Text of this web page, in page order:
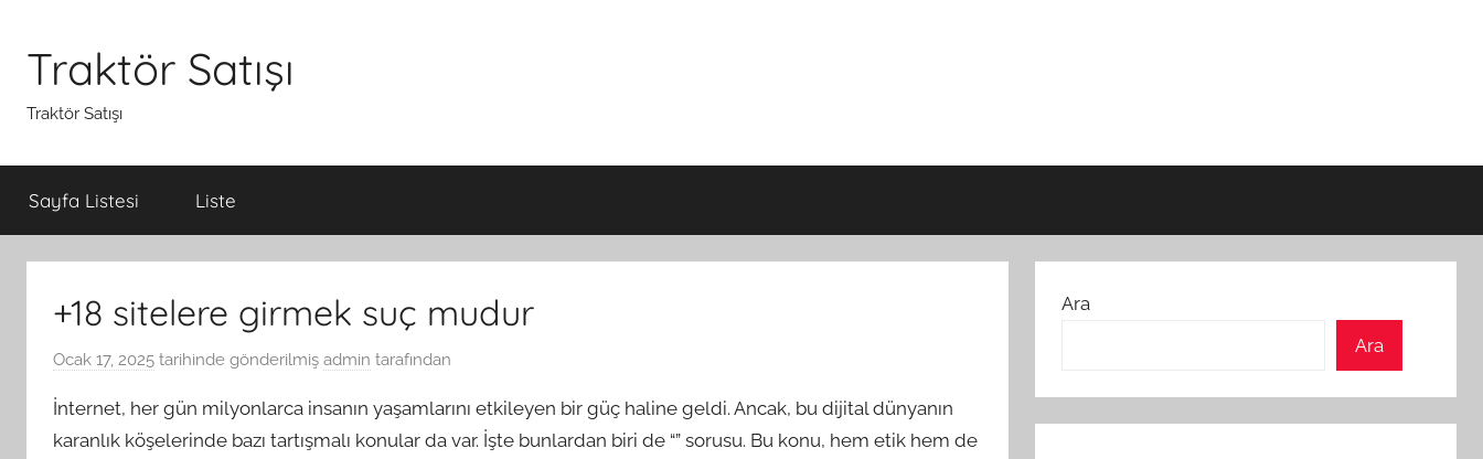
Traktör Satışı
Traktör Satışı
Sayfa Listesi Liste
+18 sitelere girmek suç mudur
Ocak 17, 2025 tarihinde gönderilmiş admin tarafından
İnternet, her gün milyonlarca insanın yaşamlarını etkileyen bir güç haline geldi. Ancak, bu dijital dünyanın
karanlık köşelerinde bazı tartışmalı konular da var. İşte bunlardan biri de “” sorusu. Bu konu, hem etik hem de
Ara
Ara